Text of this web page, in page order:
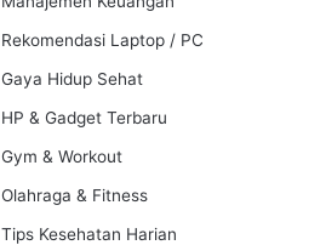
Rekomendasi Laptop / PC
Gaya Hidup Sehat
HP & Gadget Terbaru
Gym & Workout
Olahraga & Fitness
Tips Kesehatan Harian